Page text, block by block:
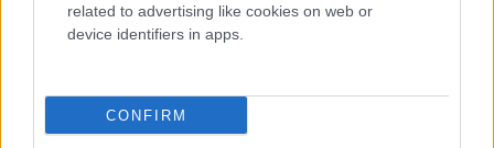
related to advertising like cookies on web or
device identifiers in apps.
CONFIRM
Η Ρωσία, εγγυήτρια δύναμη της εκεχειρίας που
Αζερμπαϊτζάν το 2020, εξέφρασε τη «βαθιά
ανησυχία για την απότομη κλιμάκωση στο